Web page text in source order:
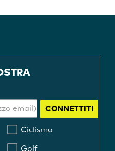
CONNETTITI
Ciclismo
Golf